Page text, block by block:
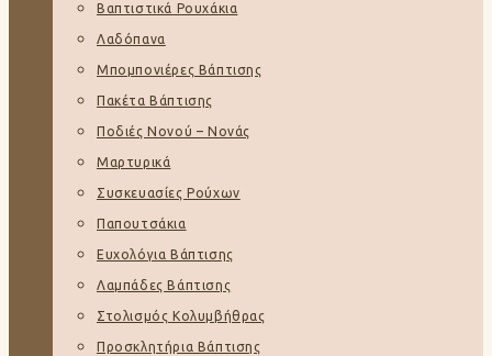
Βαπτιστικά Ρουχάκια
Λαδόπανα
Μπομπονιέρες Βάπτισης
Πακέτα Βάπτισης
Ποδιές Νονού – Νονάς
Μαρτυρικά
Συσκευασίες Ρούχων
Παπουτσάκια
Ευχολόγια Βάπτισης
Λαμπάδες Βάπτισης
Στολισμός Κολυμβήθρας
Προσκλητήρια Βάπτισης